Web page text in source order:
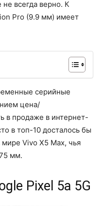
не всегда верно. К
Pro (9.9 мм) имеет
серийные
цена/
в продаже в интернет-
в топ-10 досталось бы
Vivo X5 Max, чья
мм.
Pixel 5a 5G